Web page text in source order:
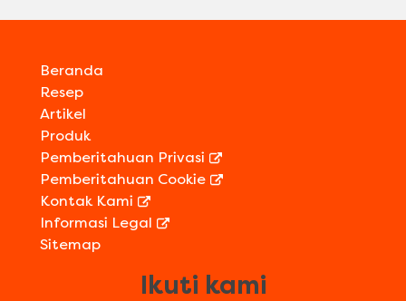
Beranda
Resep
Artikel
Produk
Pemberitahuan Privasi
Pemberitahuan Cookie
Kontak Kami
Informasi Legal
Sitemap
Ikuti kami